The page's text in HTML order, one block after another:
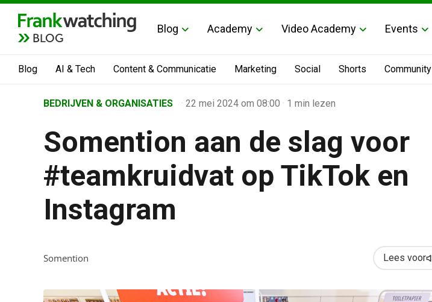
BLOG
Blog Academy Video Academy Events
Blog AI & Tech Content & Communicatie Marketing Social Shorts Community
Business Channel
›
Somention aan de slag voor #teamkruidvat op TikTok en Instagram
BEDRIJVEN & ORGANISATIES · 22 mei 2024 om 08:00 · 1 min lezen
Somention aan de slag voor
#teamkruidvat op TikTok en
Instagram
Somention Lees voor